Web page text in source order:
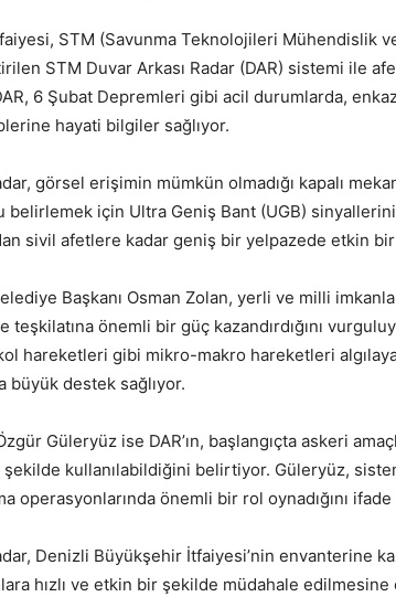
STM (Savunma Teknolojileri Mühendislik
STM Duvar Arkası Radar (DAR) sistemi ile
6 Şubat Depremleri gibi acil durumlarda,
hayati bilgiler sağlıyor.
görsel erişimin mümkün olmadığı kapalı
için Ultra Geniş Bant (UGB)
sivil afetlere kadar geniş bir yelpazede etkin
Başkanı Osman Zolan, yerli ve milli
teşkilatına önemli bir güç kazandırdığını
hareketleri gibi mikro-makro hareketleri
destek sağlıyor.
Güleryüz ise DAR’ın, başlangıçta askeri
kullanılabildiğini belirtiyor. Güleryüz,
operasyonlarında önemli bir rol oynadığını
Denizli Büyükşehir İtfaiyesi’nin envanterine
hızlı ve etkin bir şekilde müdahale edilmesine